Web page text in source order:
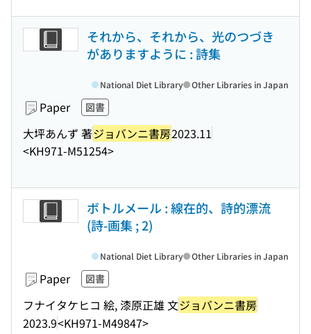
それから、それから、光のつづき
がありますように : 詩集
Paper 図書
大坪あんず 著ジョバンニ書房2023.11
<KH971-M51254>
National Diet Library Other Libraries in Japan
ボトルメール : 線在的、詩的漂流
(詩-画集 ; 2)
Paper 図書
フナイタケヒコ 絵, 漆原正雄 文ジョバンニ書房
2023.9<KH971-M49847>
National Diet Library Other Libraries in Japan